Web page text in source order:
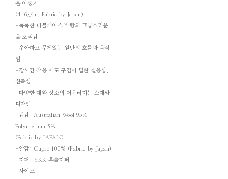
울 이중지
(416g/m, Fabric by Japan)
-톡톡한 더블페이스 바탕의 고급스러운
울 조직감
-우아하고 무게있는 원단의 흐름과 움직
임
-장시간 착용 에도 구김이 덜한 실용성,
신축성
-다양한 때와 장소의 어우러지는 소재와
디자인
-겉감: Australian Wool 95%
Polyurethan 5%
(Fabric by JAPAN)
-안감: Cupro 100% (Fabric by Japan)
-지퍼: YKK 혼솔지퍼
-사이즈: